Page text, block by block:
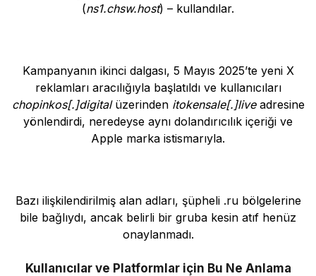
(ns1.chsw.host) – kullandılar.
Kampanyanın ikinci dalgası, 5 Mayıs 2025’te yeni X
reklamları aracılığıyla başlatıldı ve kullanıcıları
chopinkos[.]digitalüzerinden itokensale[.]liveadresine
yönlendirdi, neredeyse aynı dolandırıcılık içeriği ve
Apple marka istismarıyla.
Bazı ilişkilendirilmiş alan adları, şüpheli .ru bölgelerine
bile bağlıydı, ancak belirli bir gruba kesin atıf henüz
onaylanmadı.
Kullanıcılar ve Platformlar için Bu Ne Anlama